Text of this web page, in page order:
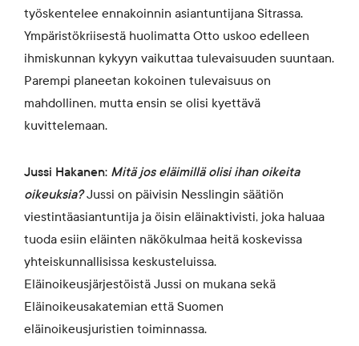
työskentelee ennakoinnin asiantuntijana Sitrassa.
Ympäristökriisestä huolimatta Otto uskoo edelleen
ihmiskunnan kykyyn vaikuttaa tulevaisuuden suuntaan.
Parempi planeetan kokoinen tulevaisuus on
mahdollinen, mutta ensin se olisi kyettävä
kuvittelemaan.
Jussi Hakanen: Mitä jos eläimillä olisi ihan oikeita
oikeuksia?Jussi on päivisin Nesslingin säätiön
viestintäasiantuntija ja öisin eläinaktivisti, joka haluaa
tuoda esiin eläinten näkökulmaa heitä koskevissa
yhteiskunnallisissa keskusteluissa.
Eläinoikeusjärjestöistä Jussi on mukana sekä
Eläinoikeusakatemian että Suomen
eläinoikeusjuristien toiminnassa.